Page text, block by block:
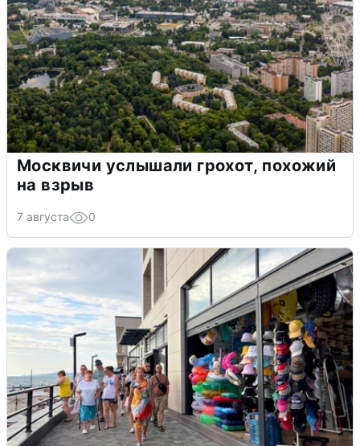
Москвичи услышали грохот, похожий
на взрыв
7 августа 0